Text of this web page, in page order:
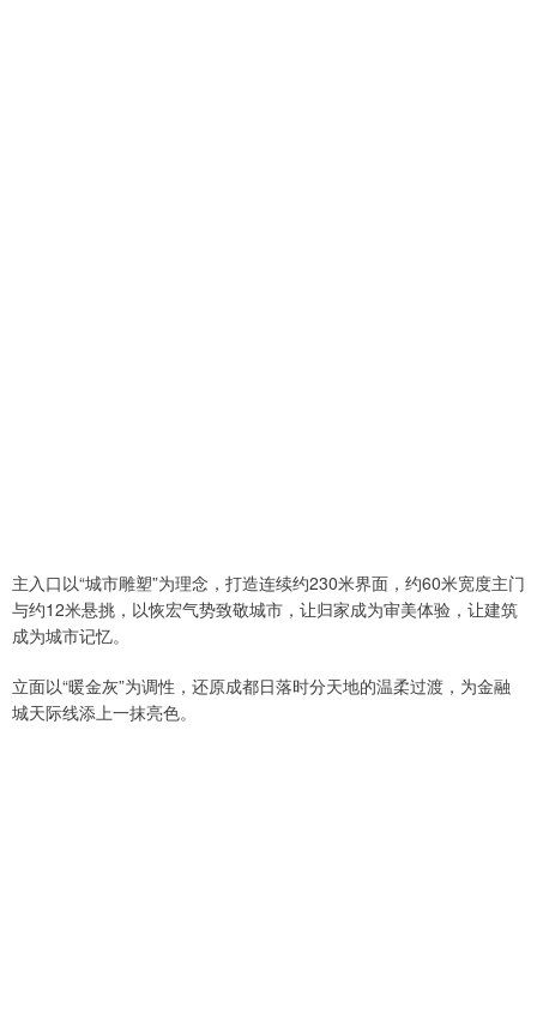
主入口以“城市雕塑”为理念，打造连续约230米界面，约60米宽度主门
与约12米悬挑，以恢宏气势致敬城市，让归家成为审美体验，让建筑
成为城市记忆。
立面以“暖金灰”为调性，还原成都日落时分天地的温柔过渡，为金融
城天际线添上一抹亮色。